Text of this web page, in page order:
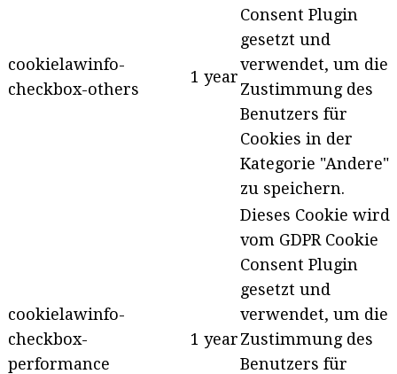
cookielawinfo-
checkbox-others
1 year
Consent Plugin
gesetzt und
verwendet, um die
Zustimmung des
Benutzers für
Cookies in der
Kategorie "Andere"
zu speichern.
cookielawinfo-
checkbox-
performance
1 year
Dieses Cookie wird
vom GDPR Cookie
Consent Plugin
gesetzt und
verwendet, um die
Zustimmung des
Benutzers für